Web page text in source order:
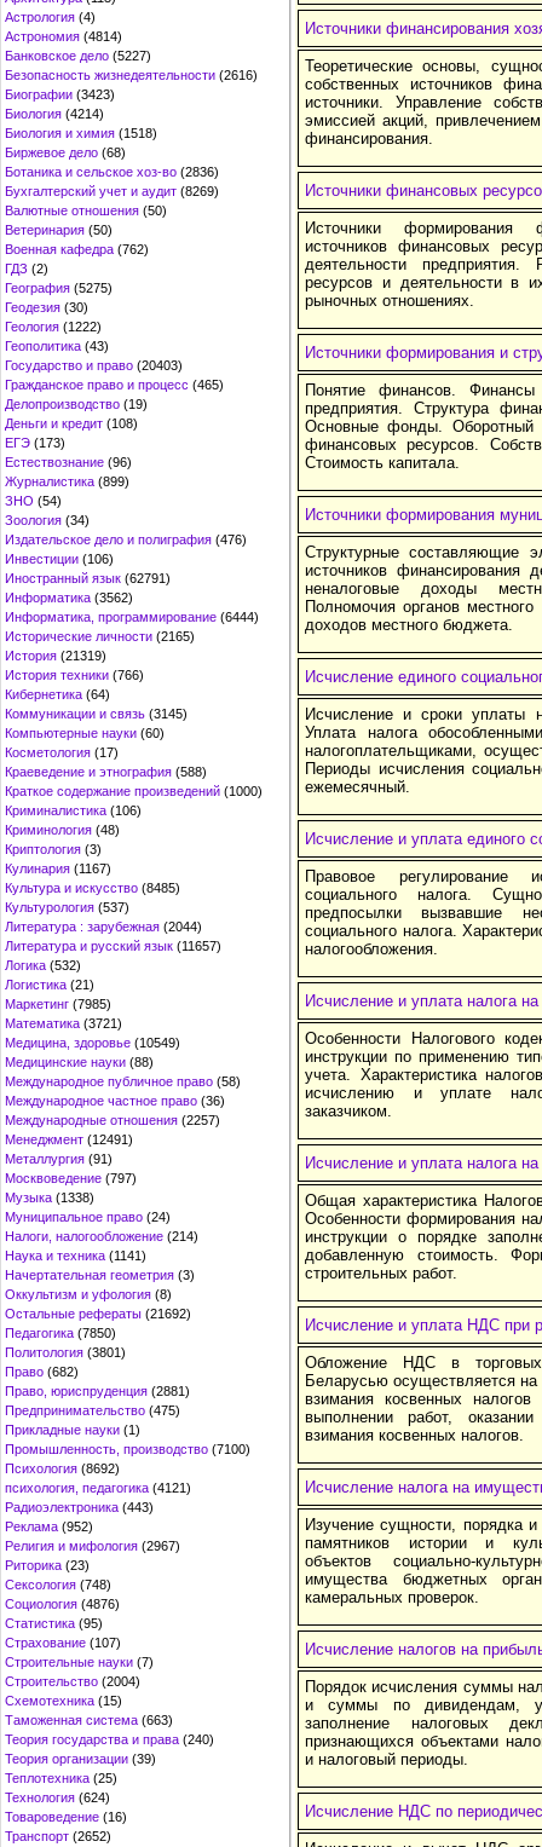
Астрология (4)
Астрономия (4814)
Банковское дело (5227)
Безопасность жизнедеятельности (2616)
Биографии (3423)
Биология (4214)
Биология и химия (1518)
Биржевое дело (68)
Ботаника и сельское хоз-во (2836)
Бухгалтерский учет и аудит (8269)
Валютные отношения (50)
Ветеринария (50)
Военная кафедра (762)
ГДЗ (2)
География (5275)
Геодезия (30)
Геология (1222)
Геополитика (43)
Государство и право (20403)
Гражданское право и процесс (465)
Делопроизводство (19)
Деньги и кредит (108)
ЕГЭ (173)
Естествознание (96)
Журналистика (899)
ЗНО (54)
Зоология (34)
Издательское дело и полиграфия (476)
Инвестиции (106)
Иностранный язык (62791)
Информатика (3562)
Информатика, программирование (6444)
Исторические личности (2165)
История (21319)
История техники (766)
Кибернетика (64)
Коммуникации и связь (3145)
Компьютерные науки (60)
Косметология (17)
Краеведение и этнография (588)
Краткое содержание произведений (1000)
Криминалистика (106)
Криминология (48)
Криптология (3)
Кулинария (1167)
Культура и искусство (8485)
Культурология (537)
Литература : зарубежная (2044)
Литература и русский язык (11657)
Логика (532)
Логистика (21)
Маркетинг (7985)
Математика (3721)
Медицина, здоровье (10549)
Медицинские науки (88)
Международное публичное право (58)
Международное частное право (36)
Международные отношения (2257)
Менеджмент (12491)
Металлургия (91)
Москвоведение (797)
Музыка (1338)
Муниципальное право (24)
Налоги, налогообложение (214)
Наука и техника (1141)
Начертательная геометрия (3)
Оккультизм и уфология (8)
Остальные рефераты (21692)
Педагогика (7850)
Политология (3801)
Право (682)
Право, юриспруденция (2881)
Предпринимательство (475)
Прикладные науки (1)
Промышленность, производство (7100)
Психология (8692)
психология, педагогика (4121)
Радиоэлектроника (443)
Реклама (952)
Религия и мифология (2967)
Риторика (23)
Сексология (748)
Социология (4876)
Статистика (95)
Страхование (107)
Строительные науки (7)
Строительство (2004)
Схемотехника (15)
Таможенная система (663)
Теория государства и права (240)
Теория организации (39)
Теплотехника (25)
Технология (624)
Товароведение (16)
Транспорт (2652)
Источники финансирования
Теоретические основы,
собственных источников
источники. Управление
эмиссией акций,
финансирования.
Источники финансовых
Источники формирования
источников финансовых
деятельности предприятия.
ресурсов и деятельности в
рыночных отношениях.
Источники формирования и
Понятие финансов.
предприятия. Структура
Основные фонды. Оборотный
финансовых ресурсов.
Стоимость капитала.
Источники формирования
Структурные составляющие
источников финансирования
неналоговые доходы
Полномочия органов
доходов местного бюджета.
Исчисление единого
Исчисление и сроки уплаты
Уплата налога
налогоплательщиками,
Периоды исчисления
ежемесячный.
Исчисление и уплата единого
Правовое
социального налога.
предпосылки вызвавшие
социального налога.
налогообложения.
Исчисление и уплата налога
Особенности Налогового
инструкции по применению
учета. Характеристика
исчислению и уплате
заказчиком.
Исчисление и уплата налога
Общая характеристика
Особенности формирования
инструкции о порядке
добавленную стоимость.
строительных работ.
Исчисление и уплата НДС при
Обложение НДС в
Беларусью осуществляется
взимания косвенных
выполнении работ,
взимания косвенных налогов.
Исчисление налога на
Изучение сущности, порядка
памятников истории и
объектов социально-
имущества бюджетных
камеральных проверок.
Исчисление налогов на
Порядок исчисления суммы
и суммы по дивидендам,
заполнение налоговых
признающихся объектами
и налоговый периоды.
Исчисление НДС по